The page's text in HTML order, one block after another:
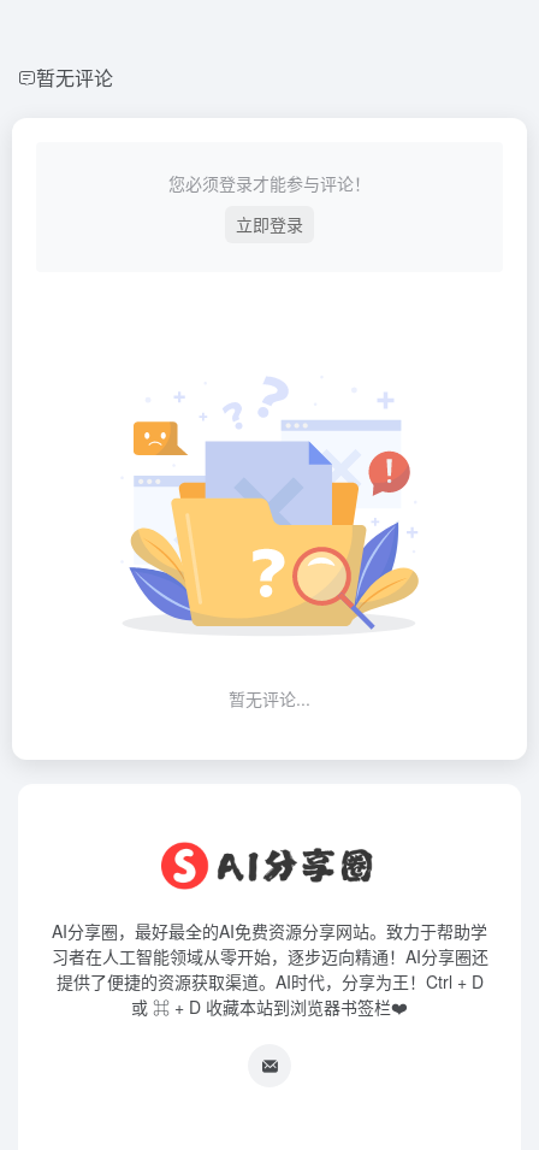
暂无评论
您必须登录才能参与评论！
立即登录
暂无评论...
AI分享圈，最好最全的AI免费资源分享网站。致力于帮助学
习者在人工智能领域从零开始，逐步迈向精通！AI分享圈还
提供了便捷的资源获取渠道。AI时代，分享为王！Ctrl + D
或 ⌘ + D 收藏本站到浏览器书签栏❤️